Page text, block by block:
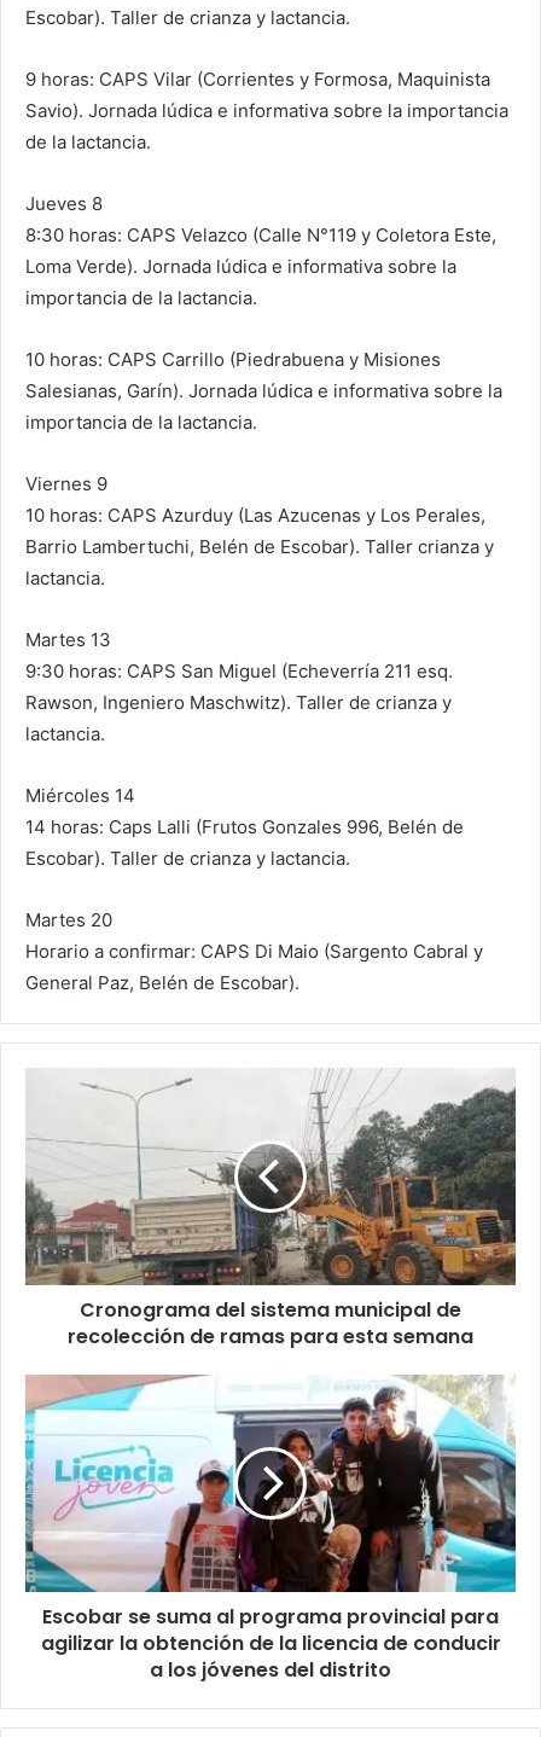
Escobar). Taller de crianza y lactancia.
9 horas: CAPS Vilar (Corrientes y Formosa, Maquinista
Savio). Jornada lúdica e informativa sobre la importancia
de la lactancia.
Jueves 8
8:30 horas: CAPS Velazco (Calle N°119 y Coletora Este,
Loma Verde). Jornada lúdica e informativa sobre la
importancia de la lactancia.
10 horas: CAPS Carrillo (Piedrabuena y Misiones
Salesianas, Garín). Jornada lúdica e informativa sobre la
importancia de la lactancia.
Viernes 9
10 horas: CAPS Azurduy (Las Azucenas y Los Perales,
Barrio Lambertuchi, Belén de Escobar). Taller crianza y
lactancia.
Martes 13
9:30 horas: CAPS San Miguel (Echeverría 211 esq.
Rawson, Ingeniero Maschwitz). Taller de crianza y
lactancia.
Miércoles 14
14 horas: Caps Lalli (Frutos Gonzales 996, Belén de
Escobar). Taller de crianza y lactancia.
Martes 20
Horario a confirmar: CAPS Di Maio (Sargento Cabral y
General Paz, Belén de Escobar).
Cronograma del sistema municipal de
recolección de ramas para esta semana
Escobar se suma al programa provincial para
agilizar la obtención de la licencia de conducir
a los jóvenes del distrito